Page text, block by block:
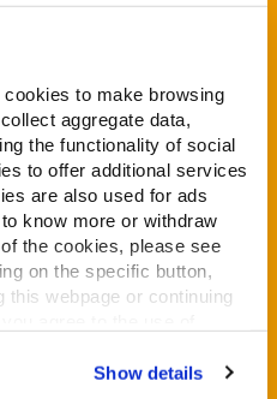
to make browsing
aggregate data,
the functionality of social
to offer additional services
are also used for ads
know more or withdraw
the cookies, please see
on the specific button,
this webpage or continuing
Show details
Economy
Capellino)
(Almo Nature)